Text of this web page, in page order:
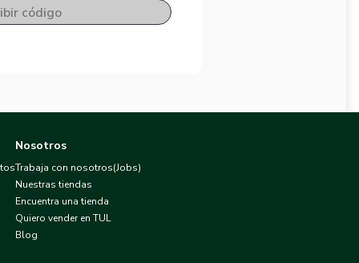
código
Nosotros
Trabaja con nosotros(Jobs)
Nuestras tiendas
Encuentra una tienda
Quiero vender en TUL
Blog